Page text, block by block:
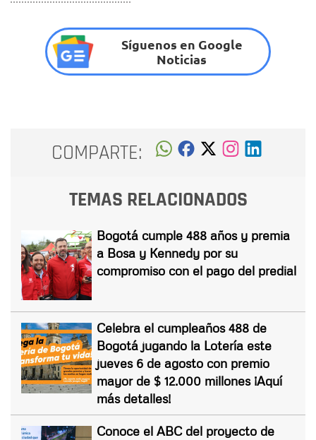
Síguenos en Google
Noticias
COMPARTE:
TEMAS RELACIONADOS
Bogotá cumple 488 años y premia
a Bosa y Kennedy por su
compromiso con el pago del predial
Celebra el cumpleaños 488 de
Bogotá jugando la Lotería este
jueves 6 de agosto con premio
mayor de $ 12.000 millones ¡Aquí
más detalles!
Conoce el ABC del proyecto de